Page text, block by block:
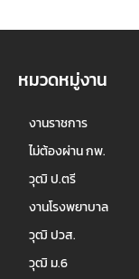
หมวดหมู่งาน
งานราชการ
ไม่ต้องผ่าน กพ.
วุฒิ ป.ตรี
งานโรงพยาบาล
วุฒิ ปวส.
วุฒิ ม.6